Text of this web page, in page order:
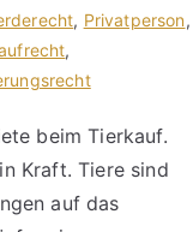
, Privatperson,
,
beim Tierkauf.
Kraft. Tiere sind
auf das